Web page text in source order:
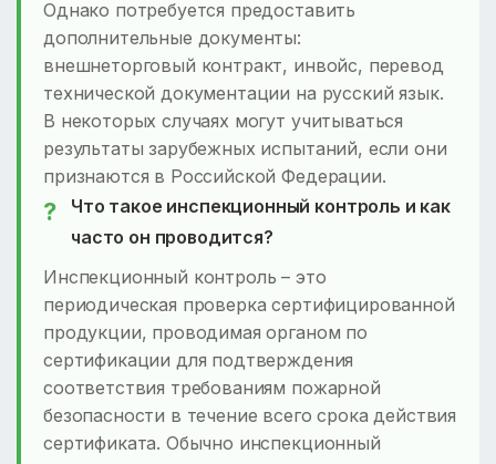
Однако потребуется предоставить
дополнительные документы:
внешнеторговый контракт, инвойс, перевод
технической документации на русский язык.
В некоторых случаях могут учитываться
результаты зарубежных испытаний, если они
признаются в Российской Федерации.
Что такое инспекционный контроль и как
часто он проводится?
Инспекционный контроль – это
периодическая проверка сертифицированной
продукции, проводимая органом по
сертификации для подтверждения
соответствия требованиям пожарной
безопасности в течение всего срока действия
сертификата. Обычно инспекционный